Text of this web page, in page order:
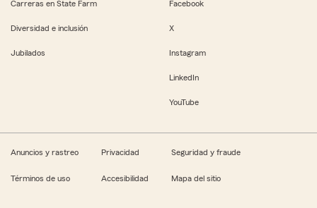
Carreras en State Farm
Diversidad e inclusión
Jubilados
Facebook
X
Instagram
LinkedIn
YouTube
Anuncios y rastreo Privacidad Seguridad y fraude
Términos de uso Accesibilidad Mapa del sitio